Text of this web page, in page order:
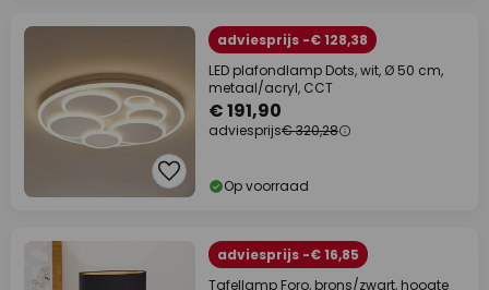
adviesprijs -€ 128,38
LED plafondlamp Dots, wit, Ø 50 cm,
metaal/acryl, CCT
€ 191,90
adviesprijs€ 320,28
Op voorraad
adviesprijs -€ 16,85
Tafellamp Foro, brons/zwart, hoogte